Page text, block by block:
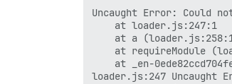
Sex 15:47
Erro ao analisar a
Uncaught Error: Could
    at loader.js:247:1
at a
at requireModule
at _en-
loader.js:247 Uncaught